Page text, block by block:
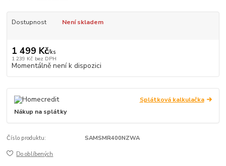
Dostupnost Není skladem
1 499 Kč/ks
1 239 Kč bez DPH
Momentálně není k dispozici
Splátková kalkulačka
Nákup na splátky
Číslo produktu: SAMSMR400NZWA
Do oblíbených